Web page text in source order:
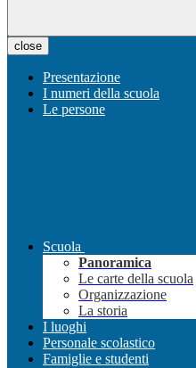
close
Presentazione
I numeri della scuola
Le persone
Scuola
Panoramica
Le carte della scuola
Organizzazione
La storia
I luoghi
Personale scolastico
Famiglie e studenti